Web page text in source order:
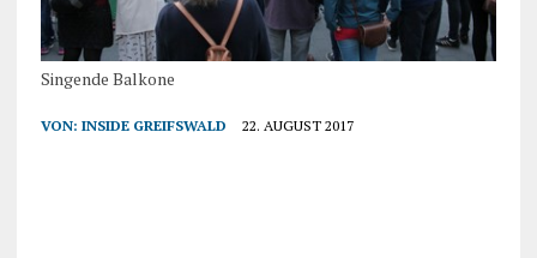
Singende Balkone
VON: INSIDE GREIFSWALD 22. AUGUST 2017